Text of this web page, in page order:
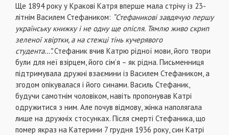
Ще 1894 року у Кракові Катря вперше мала стрічу із 23-
літнім Василем Стефаником: “Стефаникові завдячую першу
українську книжку і не одну ще опісля. Тямлю живо скрип
зеленої хвіртки, а на стежці тінь кучерявого
студента…”.Стефаник вчив Катрю рідної мови, його твори
були для неї взірцем, його сім’я – як рідна. Письменниця
підтримувала дружні взаємини із Василем Стефаником, а
згодом опікувалася і його синами. Василь Стефаник,
будучи самотнім чоловіком, навіть пропонував Катрі
одружитися з ним. Але почув відмову, жінка наполягала
лише на дружніх стосунках. Після смерті Стефаника, що
помер якраз на Катерини 7 грудня 1936 року, син Катрі